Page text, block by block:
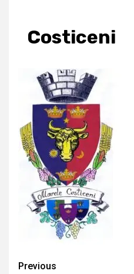
Costiceni
Continue
Previous